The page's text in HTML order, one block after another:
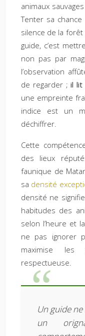
animaux
Tenter sa
silence de la
guide, c’est
non pas par
l’observation
de regarder ;il lit
une empreinte
indice est un
déchiffrer.
Cette
des lieux
faunique de
sa densité
densité ne
habitudes des
selon l’heure et
ne pas ignorer
maximise les
respectueuse.
Un guide
un